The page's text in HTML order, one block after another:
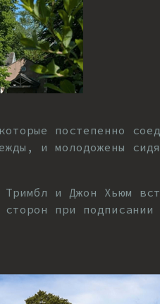
постепенно
и молодожены
и Джон Хьюм
при подписании